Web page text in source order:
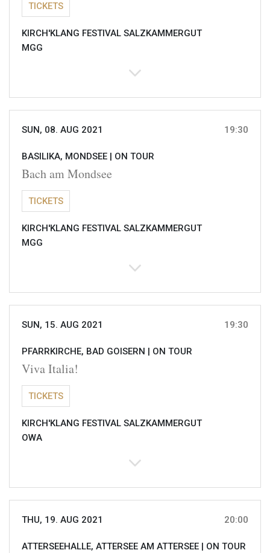
TICKETS
KIRCH'KLANG FESTIVAL SALZKAMMERGUT
MGG
SUN, 08. AUG 2021 19:30
BASILIKA, MONDSEE | ON TOUR
Bach am Mondsee
TICKETS
KIRCH'KLANG FESTIVAL SALZKAMMERGUT
MGG
SUN, 15. AUG 2021 19:30
PFARRKIRCHE, BAD GOISERN | ON TOUR
Viva Italia!
TICKETS
KIRCH'KLANG FESTIVAL SALZKAMMERGUT
OWA
THU, 19. AUG 2021 20:00
ATTERSEEHALLE, ATTERSEE AM ATTERSEE | ON TOUR